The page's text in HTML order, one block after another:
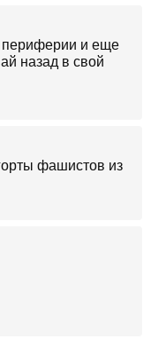
периферии и еще
назад в свой
фашистов из